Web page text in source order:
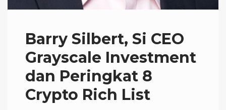
Barry Silbert, Si CEO
Grayscale Investment
dan Peringkat 8
Crypto Rich List